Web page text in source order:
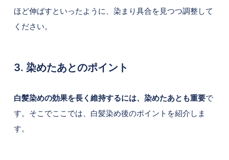
ほど伸ばすといったように、染まり具合を見つつ調整して
ください。
3. 染めたあとのポイント
白髪染めの効果を長く維持するには、染めたあとも重要で
す。そこでここでは、白髪染め後のポイントを紹介しま
す。